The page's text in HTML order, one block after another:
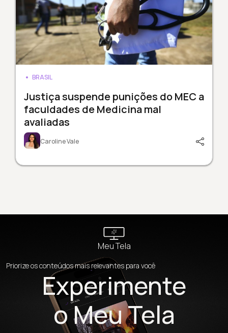
BRASIL
Justiça suspende punições do MEC a
faculdades de Medicina mal
avaliadas
Caroline Vale
Meu Tela
Priorize os conteúdos mais relevantes para você
Experimente
o Meu Tela